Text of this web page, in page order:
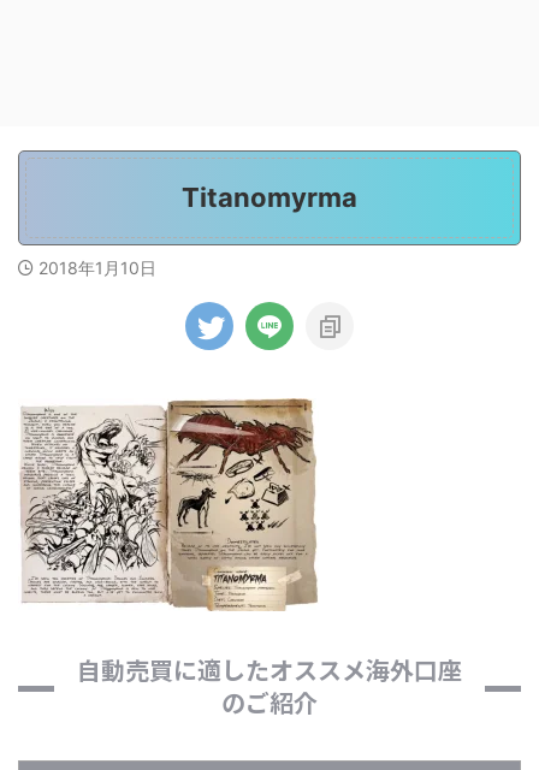
Titanomyrma
2018年1月10日
自動売買に適したオススメ海外口座
のご紹介